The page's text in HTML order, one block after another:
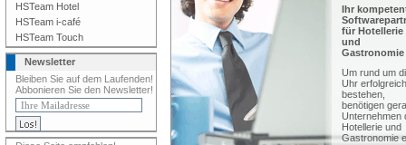
HSTeam Hotel
HSTeam i-café
HSTeam Touch
Newsletter
Bleiben Sie auf dem Laufenden!
Abbonieren Sie den Newsletter!
Ihr
für Hotellerie
und
Gastronomie
Um rund um
Uhr
bestehen,
benötigen
Unternehmen
Hotellerie und
Gastronomie